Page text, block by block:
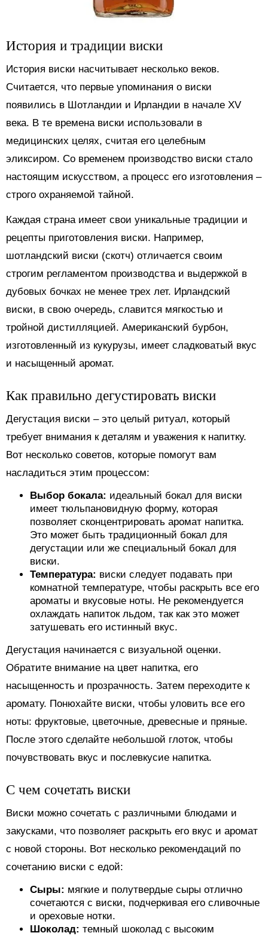
История и традиции виски
История виски насчитывает несколько веков.
Считается, что первые упоминания о виски
появились в Шотландии и Ирландии в начале XV
века. В те времена виски использовали в
медицинских целях, считая его целебным
эликсиром. Со временем производство виски стало
настоящим искусством, а процесс его изготовления –
строго охраняемой тайной.
Каждая страна имеет свои уникальные традиции и
рецепты приготовления виски. Например,
шотландский виски (скотч) отличается своим
строгим регламентом производства и выдержкой в
дубовых бочках не менее трех лет. Ирландский
виски, в свою очередь, славится мягкостью и
тройной дистилляцией. Американский бурбон,
изготовленный из кукурузы, имеет сладковатый вкус
и насыщенный аромат.
Как правильно дегустировать виски
Дегустация виски – это целый ритуал, который
требует внимания к деталям и уважения к напитку.
Вот несколько советов, которые помогут вам
насладиться этим процессом:
Выбор бокала: идеальный бокал для виски
имеет тюльпановидную форму, которая
позволяет сконцентрировать аромат напитка.
Это может быть традиционный бокал для
дегустации или же специальный бокал для
виски.
Температура: виски следует подавать при
комнатной температуре, чтобы раскрыть все его
ароматы и вкусовые ноты. Не рекомендуется
охлаждать напиток льдом, так как это может
затушевать его истинный вкус.
Дегустация начинается с визуальной оценки.
Обратите внимание на цвет напитка, его
насыщенность и прозрачность. Затем переходите к
аромату. Понюхайте виски, чтобы уловить все его
ноты: фруктовые, цветочные, древесные и пряные.
После этого сделайте небольшой глоток, чтобы
почувствовать вкус и послевкусие напитка.
С чем сочетать виски
Виски можно сочетать с различными блюдами и
закусками, что позволяет раскрыть его вкус и аромат
с новой стороны. Вот несколько рекомендаций по
сочетанию виски с едой:
Сыры: мягкие и полутвердые сыры отлично
сочетаются с виски, подчеркивая его сливочные
и ореховые нотки.
Шоколад: темный шоколад с высоким